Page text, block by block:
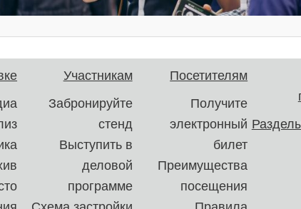
Участникам
Забронируйте
стенд
Выступить в
деловой
программе
Посетителям
Получите
электронный
билет
Преимущества
посещения